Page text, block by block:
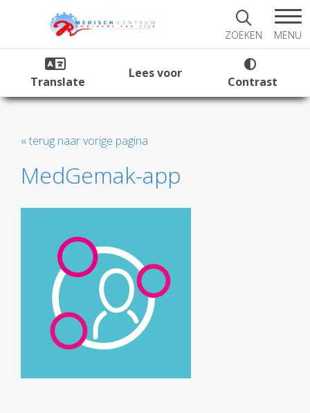
ZOEKEN MENU
Translate
Lees voor
Contrast
« terug naar vorige pagina
MedGemak-app